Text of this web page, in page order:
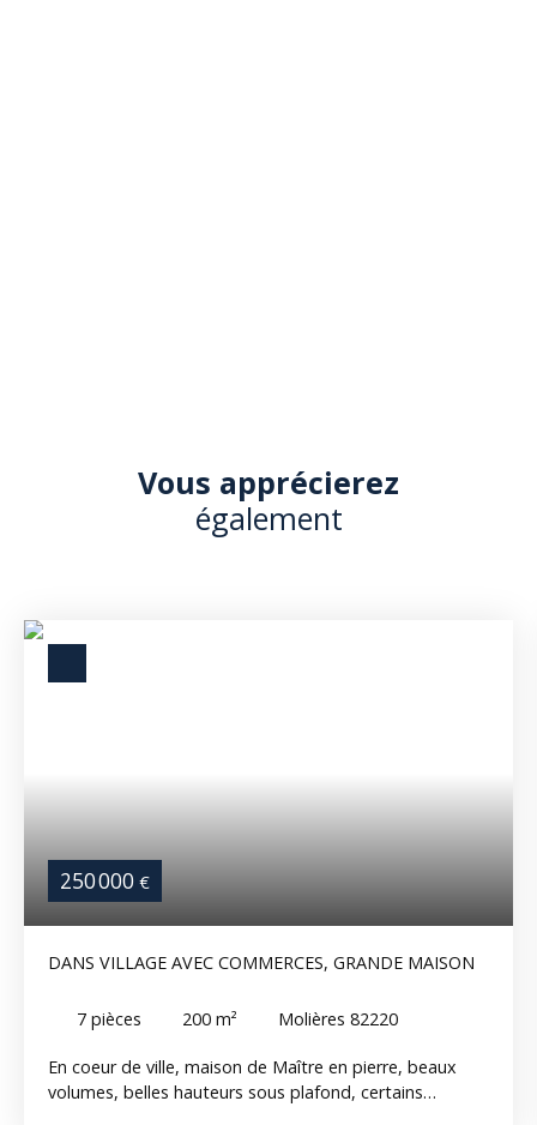
Vous apprécierez
également
250 000 €
DANS VILLAGE AVEC COMMERCES, GRANDE MAISON
7 pièces 200 m² Molières 82220
En coeur de ville, maison de Maître en pierre, beaux
volumes, belles hauteurs sous plafond, certains